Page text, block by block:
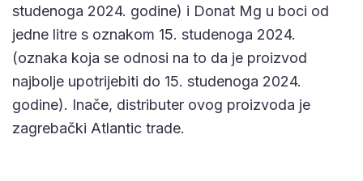
studenoga 2024. godine) i Donat Mg u boci od
jedne litre s oznakom 15. studenoga 2024.
(oznaka koja se odnosi na to da je proizvod
najbolje upotrijebiti do 15. studenoga 2024.
godine). Inače, distributer ovog proizvoda je
zagrebački Atlantic trade.